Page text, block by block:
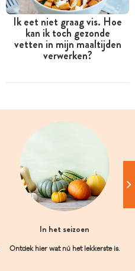
Ik eet niet graag vis. Hoe
kan ik toch gezonde
vetten in mijn maaltijden
verwerken?
In het seizoen
Ontdek hier wat nú het lekkerste is.